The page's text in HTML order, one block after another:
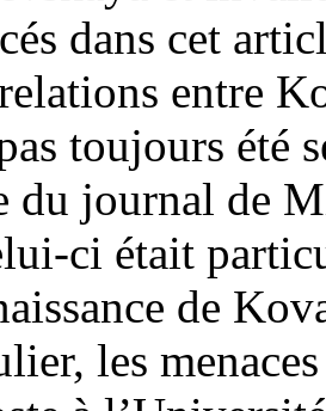
dans cet
entre
toujours été
du journal de
ci était
de
les